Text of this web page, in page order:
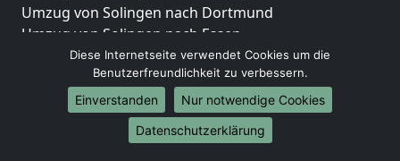
Umzug von Solingen nach Dortmund
Umzug von Solingen nach Essen
Umzug von Solingen nach Bremen
Umzug von Solingen nach Dresden
Umzug von Solingen nach Hannover
Umzug von Solingen nach Nürnberg
Umzug von Solingen nach Duisburg
Diese Internetseite verwendet Cookies um die
Benutzerfreundlichkeit zu verbessern.
Einverstanden
Nur notwendige Cookies
Datenschutzerklärung